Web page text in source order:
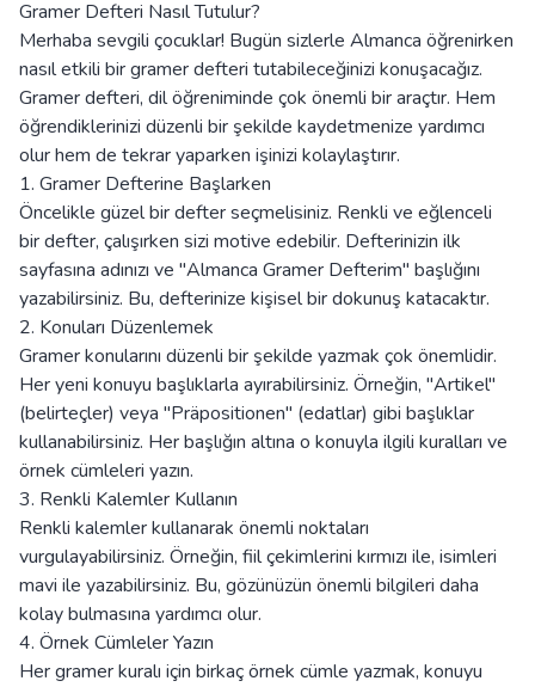
Gramer Defteri Nasıl Tutulur?
Merhaba sevgili çocuklar! Bugün sizlerle Almanca öğrenirken
nasıl etkili bir gramer defteri tutabileceğinizi konuşacağız.
Gramer defteri, dil öğreniminde çok önemli bir araçtır. Hem
öğrendiklerinizi düzenli bir şekilde kaydetmenize yardımcı
olur hem de tekrar yaparken işinizi kolaylaştırır.
1. Gramer Defterine Başlarken
Öncelikle güzel bir defter seçmelisiniz. Renkli ve eğlenceli
bir defter, çalışırken sizi motive edebilir. Defterinizin ilk
sayfasına adınızı ve "Almanca Gramer Defterim" başlığını
yazabilirsiniz. Bu, defterinize kişisel bir dokunuş katacaktır.
2. Konuları Düzenlemek
Gramer konularını düzenli bir şekilde yazmak çok önemlidir.
Her yeni konuyu başlıklarla ayırabilirsiniz. Örneğin, "Artikel"
(belirteçler) veya "Präpositionen" (edatlar) gibi başlıklar
kullanabilirsiniz. Her başlığın altına o konuyla ilgili kuralları ve
örnek cümleleri yazın.
3. Renkli Kalemler Kullanın
Renkli kalemler kullanarak önemli noktaları
vurgulayabilirsiniz. Örneğin, fiil çekimlerini kırmızı ile, isimleri
mavi ile yazabilirsiniz. Bu, gözünüzün önemli bilgileri daha
kolay bulmasına yardımcı olur.
4. Örnek Cümleler Yazın
Her gramer kuralı için birkaç örnek cümle yazmak, konuyu